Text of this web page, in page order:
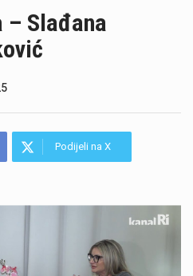
– Slađana
Podijeli na X